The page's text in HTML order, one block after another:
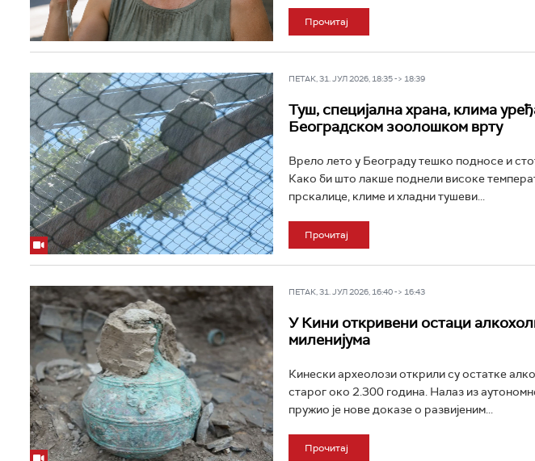
Прочитај
ПЕТАК, 31. ЈУЛ 2026, 18:35 -> 18:39
Туш, специјална храна, клима
Београдском зоолошком врту
Врело лето у Београду тешко подносе и
Како би што лакше поднели високе
прскалице, климе и хладни тушеви...
Прочитај
ПЕТАК, 31. ЈУЛ 2026, 16:40 -> 16:43
У Кини откривени остаци
миленијума
Кинески археолози открили су остатке
старог око 2.300 година. Налаз из
пружио је нове доказе о развијеним...
Прочитај